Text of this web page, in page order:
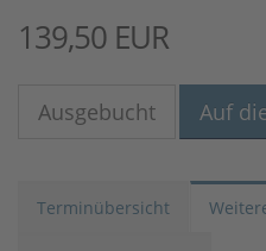
139,50 EUR
Ausgebucht Auf
Terminübersicht